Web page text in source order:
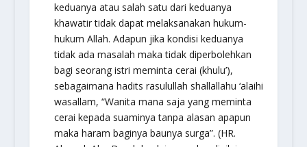
keduanya atau salah satu dari keduanya
khawatir tidak dapat melaksanakan hukum-
hukum Allah. Adapun jika kondisi keduanya
tidak ada masalah maka tidak diperbolehkan
bagi seorang istri meminta cerai (khulu’),
sebagaimana hadits rasulullah shallallahu ‘alaihi
wasallam, “Wanita mana saja yang meminta
cerai kepada suaminya tanpa alasan apapun
maka haram baginya baunya surga”. (HR.